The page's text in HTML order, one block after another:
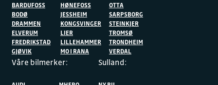
BARDUFOSS
BODØ
DRAMMEN
ELVERUM
FREDRIKSTAD
GJØVIK
HØNEFOSS
JESSHEIM
KONGSVINGER
LIER
LILLEHAMMER
MO I RANA
OTTA
SARPSBORG
STEINKJER
TROMSØ
TRONDHEIM
VERDAL
Våre bilmerker: Sulland: